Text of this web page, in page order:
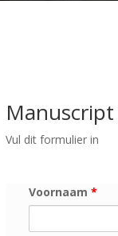
Vul dit formulier in
Voornaam *